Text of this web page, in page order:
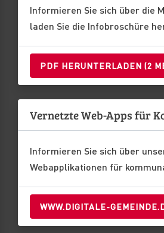
Informieren Sie sich über die
laden Sie die Infobroschüre
PDF HERUNTERLADEN (2
Vernetzte Web-Apps für
Informieren Sie sich über
Webapplikationen für
WWW.DIGITALE-